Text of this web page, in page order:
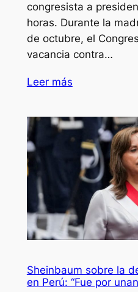
congresista a
horas. Durante la
de octubre, el
vacancia contra…
Leer más
Sheinbaum sobre la
en Perú: “Fue por